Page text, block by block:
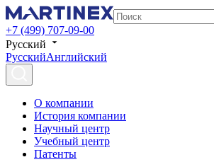
+7 (499) 707-09-00
Русский
РусскийАнглийский
О компании
История компании
Научный центр
Учебный центр
Патенты